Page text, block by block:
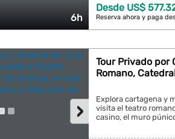
6h
Desde US$
Reserva ahora y paga
›
Tour Privado por
Romano,
Explora cartagena y
visita el teatro
casino, el muro